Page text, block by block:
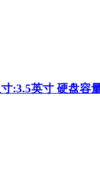
:3.5英寸 硬盘容